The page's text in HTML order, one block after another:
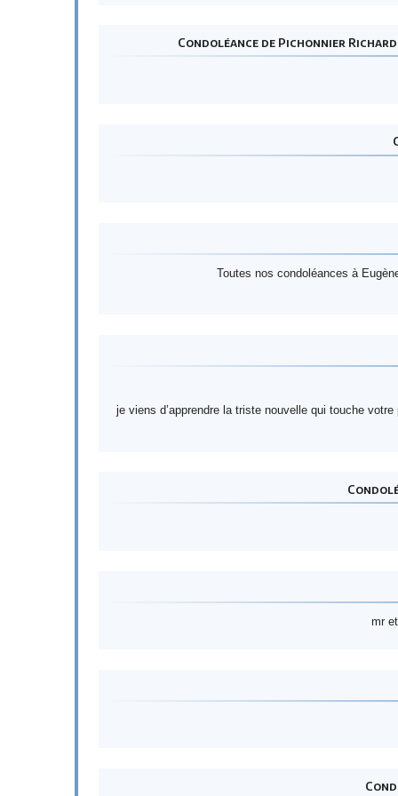
Condoléance de Pichonnier
Toutes nos condoléances à
je viens d’apprendre la triste nouvelle qui touche
mr